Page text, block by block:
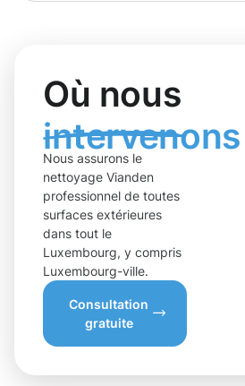
Où nous
intervenons
Nous assurons le
nettoyage Vianden
professionnel de toutes
surfaces extérieures
dans tout le
Luxembourg, y compris
Luxembourg-ville.
Consultation
gratuite